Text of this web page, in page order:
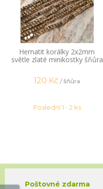
Hematit korálky 2x2mm
světle zlaté minikostky šňůra
120 Kč / šňůra
Poslední 1 - 2 ks
Poštovné zdarma